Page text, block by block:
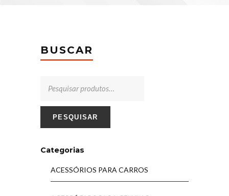
BUSCAR
PESQUISAR
Categorias
ACESSÓRIOS PARA CARROS